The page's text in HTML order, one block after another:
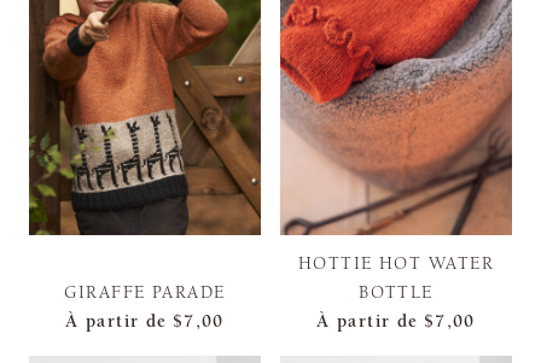
GIRAFFE PARADE
À partir de $7,00
HOTTIE HOT WATER
BOTTLE
À partir de $7,00